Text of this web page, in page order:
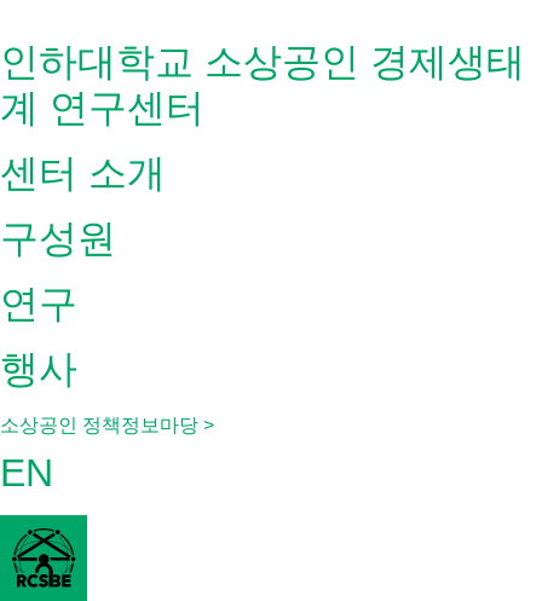
content
인하대학교 소상공인 경제생태
계 연구센터
센터 소개
구성원
연구
행사
소상공인 정책정보마당 >
EN